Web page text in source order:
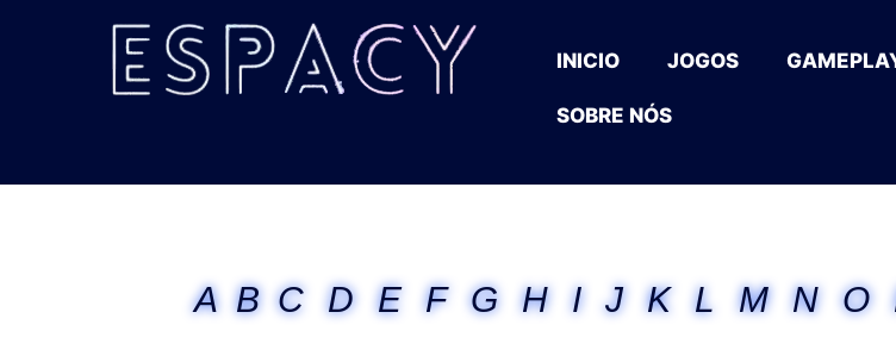
INICIO JOGOS
SOBRE NÓS
A B C D E F G H I J K L M N O